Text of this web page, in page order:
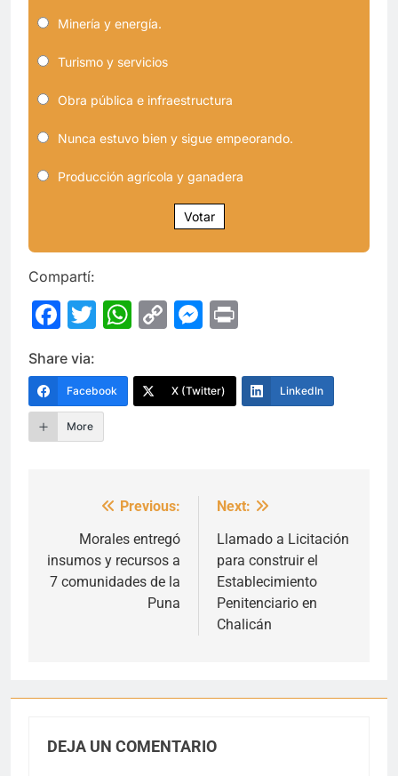
Minería y energía.
Turismo y servicios
Obra pública e infraestructura
Nunca estuvo bien y sigue empeorando.
Producción agrícola y ganadera
Votar
Compartí:
Facebook
Twitter
WhatsApp
CopyMessenger
Share via:
Facebook X (Twitter) LinkedIn
More
Navegación
entradas
Previous:
Morales entregó
insumos y recursos a
7 comunidades de la
Puna
Next:
Llamado a Licitación
para construir el
Establecimiento
Penitenciario en
Chalicán
DEJA UN COMENTARIO